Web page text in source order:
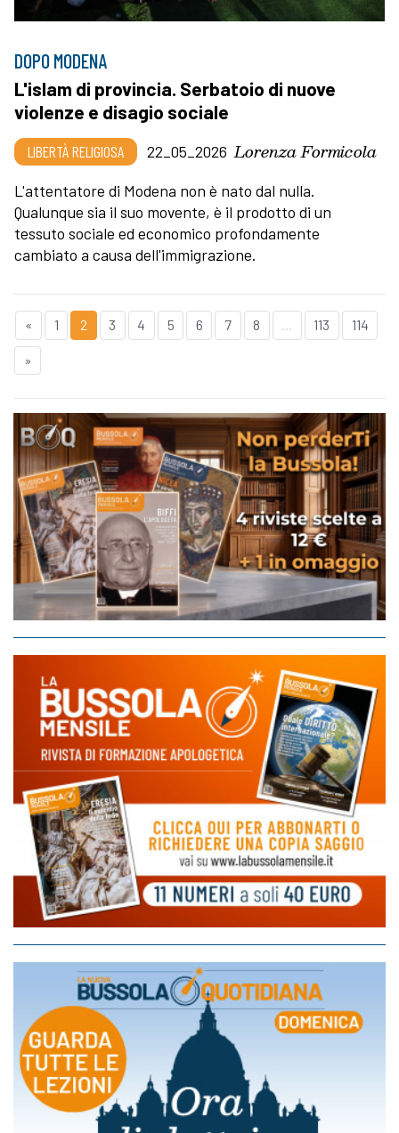
DOPO MODENA
L'islam di provincia. Serbatoio di nuove
violenze e disagio sociale
LIBERTÀ RELIGIOSA 22_05_2026 Lorenza Formicola
L'attentatore di Modena non è nato dal nulla.
Qualunque sia il suo movente, è il prodotto di un
tessuto sociale ed economico profondamente
cambiato a causa dell'immigrazione.
« 1 2 3 4 5 6 7 8 ... 113 114
»